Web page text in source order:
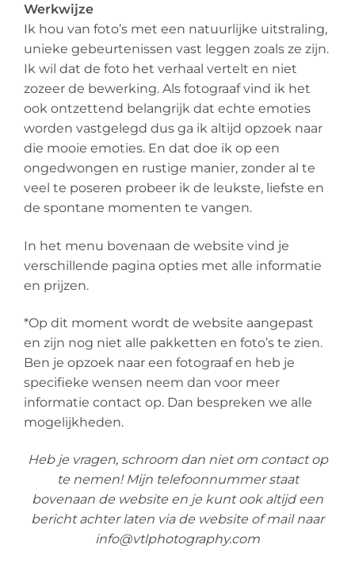
Werkwijze
Ik hou van foto’s met een natuurlijke uitstraling,
unieke gebeurtenissen vast leggen zoals ze zijn.
Ik wil dat de foto het verhaal vertelt en niet
zozeer de bewerking. Als fotograaf vind ik het
ook ontzettend belangrijk dat echte emoties
worden vastgelegd dus ga ik altijd opzoek naar
die mooie emoties. En dat doe ik op een
ongedwongen en rustige manier, zonder al te
veel te poseren probeer ik de leukste, liefste en
de spontane momenten te vangen.
In het menu bovenaan de website vind je
verschillende pagina opties met alle informatie
en prijzen.
*Op dit moment wordt de website aangepast
en zijn nog niet alle pakketten en foto’s te zien.
Ben je opzoek naar een fotograaf en heb je
specifieke wensen neem dan voor meer
informatie contact op. Dan bespreken we alle
mogelijkheden.
Heb je vragen, schroom dan niet om contact op
te nemen! Mijn telefoonnummer staat
bovenaan de website en je kunt ook altijd een
bericht achter laten via de website of mail naar
info@vtlphotography.com